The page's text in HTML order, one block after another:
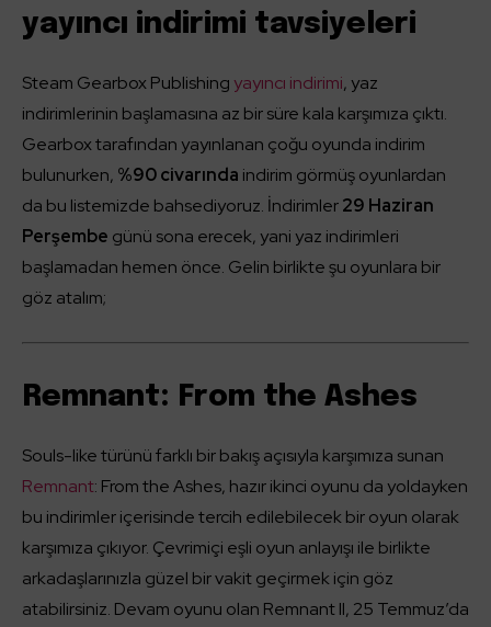
yayıncı indirimi tavsiyeleri
Steam Gearbox Publishing yayıncı indirimi, yaz
indirimlerinin başlamasına az bir süre kala karşımıza çıktı.
Gearbox tarafından yayınlanan çoğu oyunda indirim
bulunurken, %90 civarında indirim görmüş oyunlardan
da bu listemizde bahsediyoruz. İndirimler29 Haziran
Perşembe günü sona erecek, yani yaz indirimleri
başlamadan hemen önce. Gelin birlikte şu oyunlara bir
göz atalım;
Remnant: From the Ashes
Souls-like türünü farklı bir bakış açısıyla karşımıza sunan
Remnant: From the Ashes, hazır ikinci oyunu da yoldayken
bu indirimler içerisinde tercih edilebilecek bir oyun olarak
karşımıza çıkıyor. Çevrimiçi eşli oyun anlayışı ile birlikte
arkadaşlarınızla güzel bir vakit geçirmek için göz
atabilirsiniz. Devam oyunu olan Remnant II, 25 Temmuz’da